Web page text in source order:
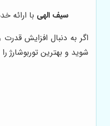
سیف الهی با ارائه
اگر به دنبال افزایش
شوید و بهترین